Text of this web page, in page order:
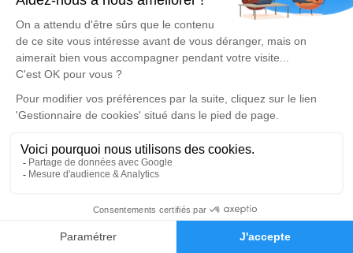
Faire-part Hommages
d'expression dédié à honorer la mémoire de Lucienne
RABATEL.
Un service de plantation d’arbre hommage est
disponible ici.
Je rends hommage
Cérémonie
Eglise Saint Jean-Baptiste Place Président Carnot
38300 Bourgoin Jallieu